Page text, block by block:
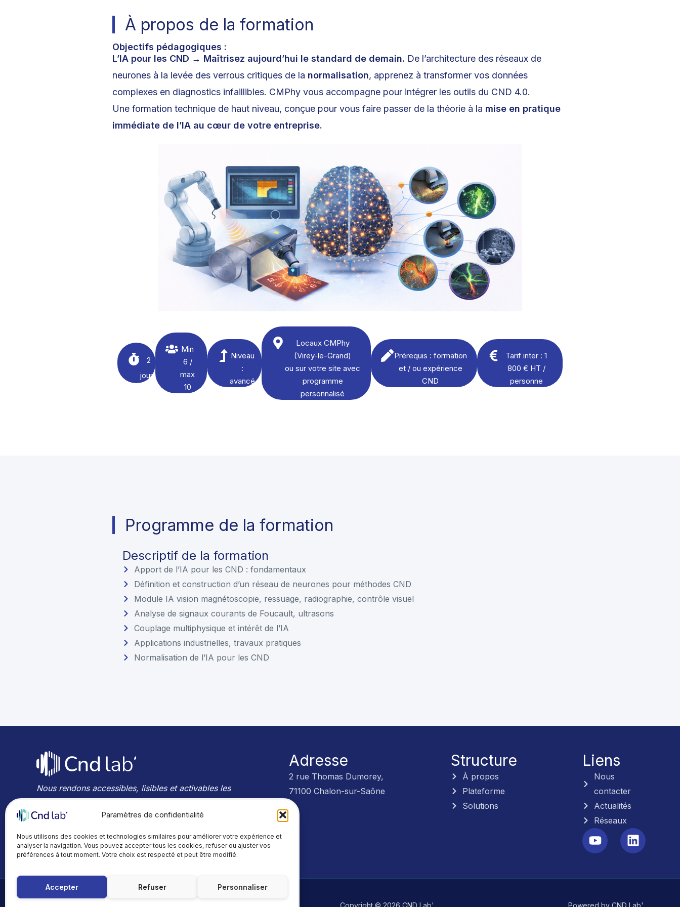
Paramètres de confidentialité
Nous utilisons des cookies et technologies similaires pour améliorer votre expérience et
analyser la navigation. Vous pouvez accepter tous les cookies, refuser ou ajuster vos
préférences à tout moment. Votre choix est respecté et peut être modifié.
Accepter Refuser Personnaliser
À propos de la formation
Objectifs pédagogiques :
L’IA pour les CND → Maîtrisez aujourd’hui le standard de demain. De l’architecture des réseaux de
neurones à la levée des verrous critiques de la normalisation, apprenez à transformer vos données
complexes en diagnostics infaillibles. CMPhy vous accompagne pour intégrer les outils du CND 4.0.
Une formation technique de haut niveau, conçue pour vous faire passer de la théorie à la mise en pratique
immédiate de l’IA au cœur de votre entreprise.
2
jours
Min
6 /
max
10
Niveau
:
avancé
Locaux CMPhy
(Virey-le-Grand)
ou sur votre site avec
programme
personnalisé
Prérequis : formation
et / ou expérience
CND
Tarif inter : 1
800 € HT /
personne
Programme de la formation
Descriptif de la formation
Apport de l’IA pour les CND : fondamentaux
Définition et construction d’un réseau de neurones pour méthodes CND
Module IA vision magnétoscopie, ressuage, radiographie, contrôle visuel
Analyse de signaux courants de Foucault, ultrasons
Couplage multiphysique et intérêt de l’IA
Applications industrielles, travaux pratiques
Normalisation de l’IA pour les CND
Nous rendons accessibles, lisibles et activables les
Non Destructifs.
Adresse
2 rue Thomas Dumorey,
71100 Chalon-sur-Saône
Structure
À propos
Plateforme
Solutions
Liens
Nous
contacter
Actualités
Réseaux
Y
o
u
L
i
e